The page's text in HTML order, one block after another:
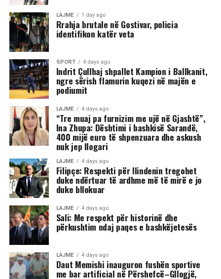
ka rënë në tokë dhe ka mbetur i palëvizshëm.
Përkundër faktit se po shtrihej në rrugë, në incizim
shihet se sulmi ka vazhduar me goditje të shumta ndaj
trupit të tij, gjë që ka shkaktuar reagime dhe dënime të
ashpra në rrjetet sociale.(INA)
LAJME 1 day ago
Rrahja brutale në Gostivar, policia
identifikon katër veta
SPORT 4 days ago
Indrit Çullhaj shpallet Kampion i Ballkanit,
ngre sërish flamurin kuqezi në majën e
podiumit
LAJME 4 days ago
“Tre muaj pa furnizim me ujë në Gjashtë”,
Ina Zhupa: Dështimi i bashkisë Sarandë,
400 mijë euro të shpenzuara dhe askush
nuk jep llogari
LAJME 4 days ago
Filipçe: Respekti për Ilindenin tregohet
duke ndërtuar të ardhme më të mirë e jo
duke bllokuar
LAJME 4 days ago
Sali: Me respekt për historinë dhe
përkushtim ndaj paqes e bashkëjetesës
LAJME 4 days ago
Daut Memishi inauguron fushën sportive
me bar artificial në Përshefcë–Gllogjë,